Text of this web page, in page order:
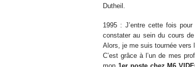
Dutheil.
1995 : J’entre cette fois
constater au sein du cours
Alors, je me suis tournée vers
C’est grâce à l’un de mes